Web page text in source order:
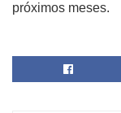
próximos meses.